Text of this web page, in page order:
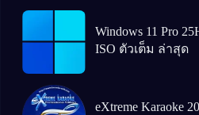
Windows 11 Pro
ISO ตัวเต็ม ล่าสุด
eXtreme Karaoke